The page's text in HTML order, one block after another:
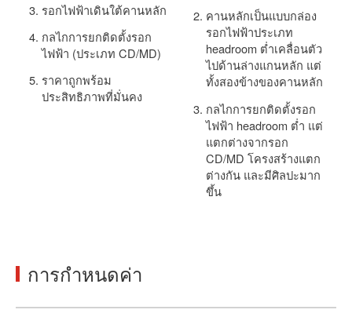
รอกไฟฟ้าเดินใต้คานหลัก
กลไกการยกติดตั้งรอก
ไฟฟ้า (ประเภท CD/MD)
ราคาถูกพร้อม
ประสิทธิภาพที่มั่นคง
คานหลักเป็นแบบกล่อง
รอกไฟฟ้าประเภท
headroom ต่ำเคลื่อนตัว
ไปด้านล่างแกนหลัก แต่
ทั้งสองข้างของคานหลัก
กลไกการยกติดตั้งรอก
ไฟฟ้า headroom ต่ำ แต่
แตกต่างจากรอก
CD/MD โครงสร้างแตก
ต่างกัน และมีศิลปะมาก
ขึ้น
การกำหนดค่า